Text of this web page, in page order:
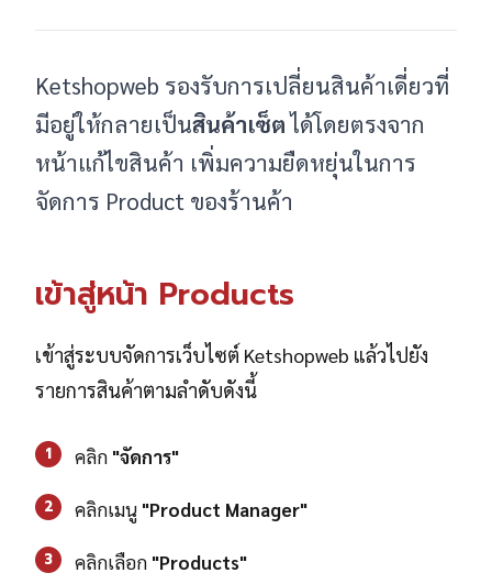
Ketshopweb รองรับการเปลี่ยนสินค้าเดี่ยวที่
มีอยู่ให้กลายเป็นสินค้าเซ็ตได้โดยตรงจาก
หน้าแก้ไขสินค้า เพิ่มความยืดหยุ่นในการ
จัดการ Product ของร้านค้า
เข้าสู่หน้า Products
เข้าสู่ระบบจัดการเว็บไซต์ Ketshopweb แล้วไปยัง
รายการสินค้าตามลำดับดังนี้
1 คลิก "จัดการ"
2 คลิกเมนู "Product Manager"
3 คลิกเลือก "Products"